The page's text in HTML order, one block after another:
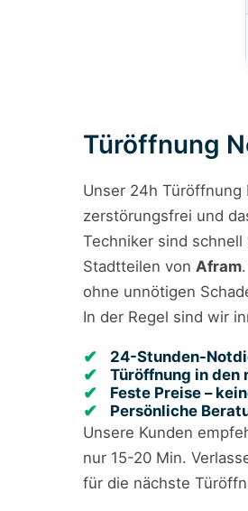
Türöffnung
Unser 24h Türöffnung
zerstörungsfrei und
Techniker sind
Stadtteilen von Afram
ohne unnötigen
In der Regel sind wir
24-Stunden-
Türöffnung in den
Feste Preise –
Persönliche
Unsere Kunden
nur 15-20 Min.
für die nächste